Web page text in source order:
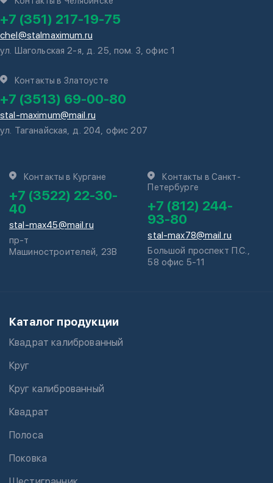
+7 (351) 217-19-75
chel@stalmaximum.ru
ул. Шагольская 2-я, д. 25, пом. 3, офис 1
Контакты в Златоусте
+7 (3513) 69-00-80
stal-maximum@mail.ru
ул. Таганайская, д. 204, офис 207
Контакты в Кургане
+7 (3522) 22-30-
40
stal-max45@mail.ru
пр-т
Машиностроителей, 23В
Контакты в Санкт-
Петербурге
+7 (812) 244-
93-80
stal-max78@mail.ru
Большой проспект П.С.,
58 офис 5-11
Каталог продукции
Квадрат калиброванный
Круг
Круг калиброванный
Квадрат
Полоса
Поковка